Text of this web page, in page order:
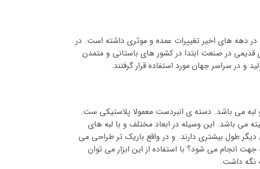
در دهه های اخیر تغییرات عمده و موثری داشته است. در
در صنعت ابتدا در کشور های باستانی و متمدن
و در سراسر جهان مورد استفاده قرار گرفتند.
می باشد. دسته ی انبردست معمولا پلاستیکی ست.
می باشد. این وسیله در ابعاد مختلف و با لبه های
طول بیشتری دارند. و در واقع باریک تر طراحی می
انجام می شود؟ با استفاده از این ابزار می توان
نگه داشت.